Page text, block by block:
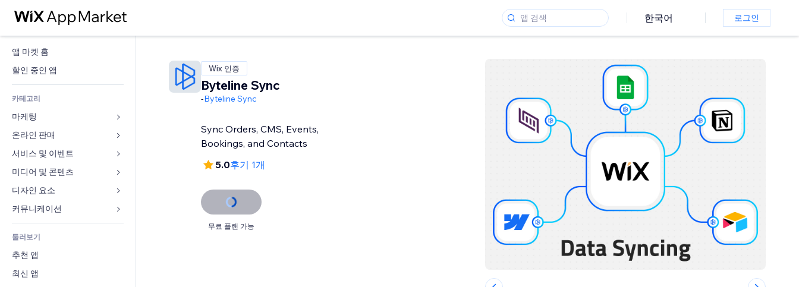
한국어 로그인
앱 마켓 홈
할인 중인 앱
카테고리
마케팅
광고
모바일
사이트 통계
사이트 목록
이메일
온라인 판매
쇼핑몰 관련 앱
배송
판매 버튼
회계
쿠폰 및 로열티
창고 서비스
서비스 및 이벤트
호텔
이벤트
음식점
부동산
예약
미디어 및 콘텐츠
갤러리
뮤직
팟캐스트
사진
동영상
PDF
디자인 요소
지도 및 내비게이션
개인정보 및 보안
시계
페이지 템플릿
이미지 효과
양식
블로그
설문
채팅
둘러보기
추천 앱
최신 앱
Wix 인증
Byteline Sync
-Byteline Sync
Sync Orders, CMS, Events,
Bookings, and Contacts
5.0후기 1개
무료 플랜 가능